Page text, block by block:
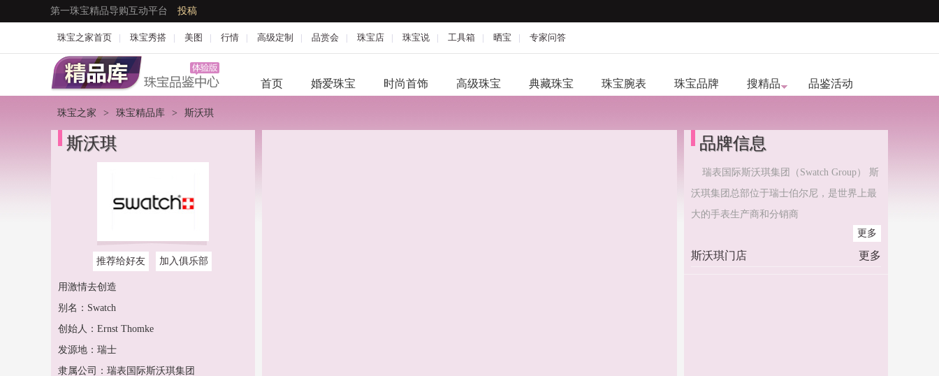
第一珠宝精品导购互动平台 投稿
珠宝之家首页 | 珠宝秀搭 | 美图 | 行情 | 高级定制 | 品赏会 | 珠宝店 | 珠宝说 | 工具箱 | 晒宝 | 专家问答
首页 婚爱珠宝 时尚首饰 高级珠宝 典藏珠宝 珠宝腕表 珠宝品牌 搜精品 品鉴活动
珠宝之家 > 珠宝精品库 > 斯沃琪
斯沃琪
推荐给好友 加入俱乐部
用激情去创造
别名：Swatch
创始人：Ernst Thomke
发源地：瑞士
隶属公司：瑞表国际斯沃琪集团
品牌信息
瑞表国际斯沃琪集团（Swatch Group） 斯
沃琪集团总部位于瑞士伯尔尼，是世界上最
大的手表生产商和分销商
更多
斯沃琪门店 更多